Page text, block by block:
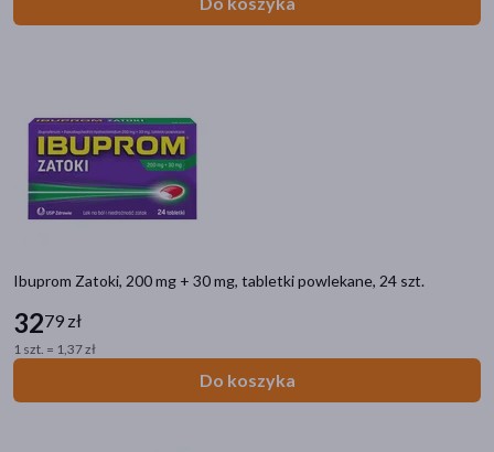
Ibuprom Zatoki, 200 mg + 30 mg, tabletki powlekane, 24 szt.
3279 zł
1 szt. = 1,37 zł
Do koszyka